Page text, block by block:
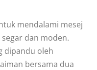
mendalami mesej
dan moden.
dipandu oleh
bersama dua